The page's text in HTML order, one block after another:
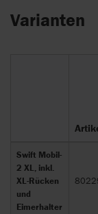
Varianten
Swift Mobil-
2 XL, inkl.
XL-Rücken
und
Eimerhalter